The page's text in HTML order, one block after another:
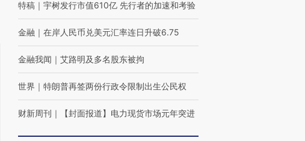
特稿 ｜ 宇树发行市值610亿 先行者的加速和考验
金融 ｜ 在岸人民币兑美元汇率连日升破6.75
金融我闻 ｜ 艾路明及多名股东被拘
世界 ｜ 特朗普再签两份行政令限制出生公民权
财新周刊 ｜ 【封面报道】电力现货市场元年突进